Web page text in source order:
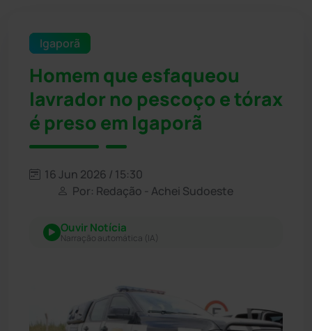
Igaporã
Homem que esfaqueou
lavrador no pescoço e tórax
é preso em Igaporã
16 Jun 2026 / 15:30
Por: Redação - Achei Sudoeste
Ouvir Notícia
Narração automática (IA)